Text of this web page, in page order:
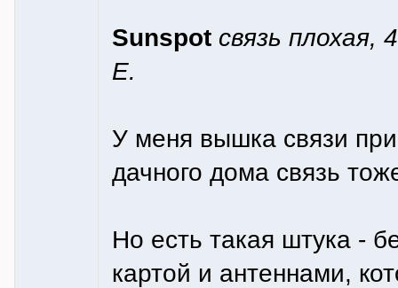
Sunspot связь плохая,
Е.
У меня вышка связи
дачного дома связь
Но есть такая штука -
картой и антеннами,